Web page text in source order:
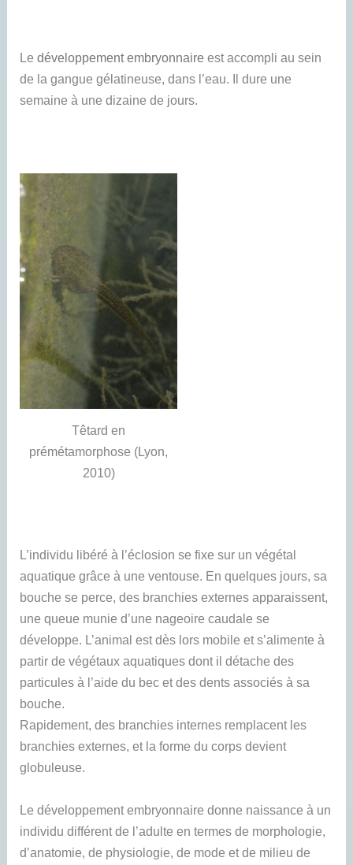
Ledéveloppement embryonnaire est accompli au sein
de la gangue gélatineuse, dans l’eau. Il dure une
semaine à une dizaine de jours.
Têtard en
prémétamorphose (Lyon,
2010)
L’individu libéré à l’éclosion se fixe sur un végétal
aquatique grâce à une ventouse. En quelques jours, sa
bouche se perce, des branchies externes apparaissent,
une queue munie d’une nageoire caudale se
développe. L’animal est dès lors mobile et s’alimente à
partir de végétaux aquatiques dont il détache des
particules à l’aide du bec et des dents associés à sa
bouche.
Rapidement, des branchies internes remplacent les
branchies externes, et la forme du corps devient
globuleuse.
Le développement embryonnaire donne naissance à un
individu différent de l’adulte en termes de morphologie,
d’anatomie, de physiologie, de mode et de milieu de